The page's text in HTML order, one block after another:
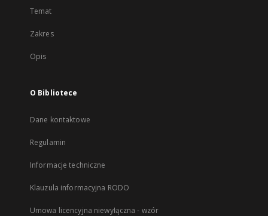
Temat
Zakres
Opis
O Bibliotece
Dane kontaktowe
Regulamin
Informacje techniczne
Klauzula informacyjna RODO
Umowa licencyjna niewyłączna - wzór